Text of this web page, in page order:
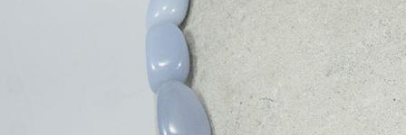
Nr. 568
925/ooo Silber
Chalcedon
ca. 1.742,– €